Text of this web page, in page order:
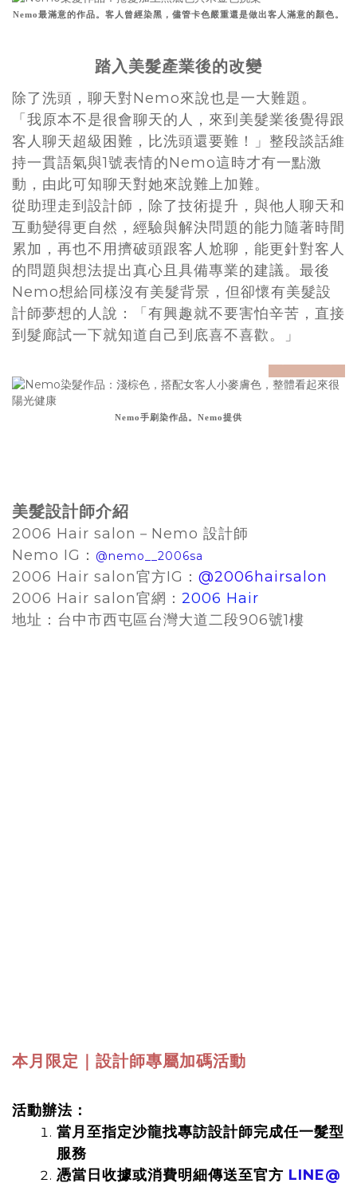
Nemo最滿意的作品。客人曾經染黑，儘管卡色嚴重還是做出客人滿意的顏色。
踏入美髮產業後的改變
除了洗頭，聊天對Nemo來說也是一大難題。
「我原本不是很會聊天的人，來到美髮業後覺得跟
客人聊天超級困難，比洗頭還要難！」整段談話維
持一貫語氣與1號表情的Nemo這時才有一點激
動，由此可知聊天對她來說難上加難。
從助理走到設計師，除了技術提升，與他人聊天和
互動變得更自然，經驗與解決問題的能力隨著時間
累加，再也不用擠破頭跟客人尬聊，能更針對客人
的問題與想法提出真心且具備專業的建議。最後
Nemo想給同樣沒有美髮背景，但卻懷有美髮設
計師夢想的人說：「有興趣就不要害怕辛苦，直接
到髮廊試一下就知道自己到底喜不喜歡。」
prev next
Nemo手刷染作品。Nemo提供
美髮設計師介紹
2006 Hair salon－Nemo 設計師
Nemo IG： @nemo__2006sa
2006 Hair salon官方IG： @2006hairsalon
2006 Hair salon官網： 2006 Hair
地址：台中市西屯區台灣大道二段906號1樓
本月限定｜設計師專屬加碼活動
活動辦法：
當月至指定沙龍找專訪設計師完成任一髮型
服務
憑當日收據或消費明細傳送至官方 LINE@